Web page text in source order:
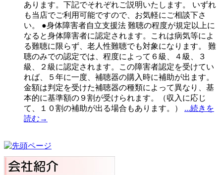
あります。下記でそれぞれご説明いたします。 いずれ
も当店でご利用可能ですので、お気軽にご相談下さ
い。 ●身体障害者自立支援法 難聴の程度が規定以上に
なると身体障害者に認定されます。これは病気等によ
る難聴に限らず、老人性難聴でも対象になります。 難
聴のみでの認定では、程度によって６級、４級、３
級、２級に認定されます。この障害者認定を受けてい
れば、５年に一度、補聴器の購入時に補助が出ます。
金額は判定を受けた補聴器の種類によって異なり、基
本的に基準額の９割が受けられます。（収入に応じ
て、１０割の補助が出る場合もあります。） ...続きを
読む→